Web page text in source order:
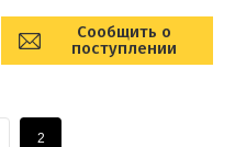
Сообщить о
поступлении
2